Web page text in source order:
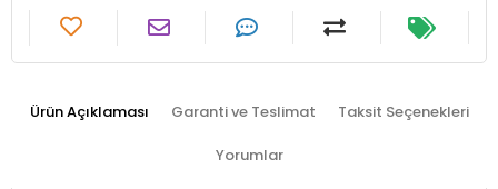
Ürün Açıklaması Garanti ve Teslimat Taksit Seçenekleri
Yorumlar